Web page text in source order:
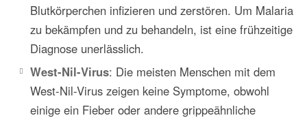
Blutkörperchen infizieren und zerstören. Um Malaria
zu bekämpfen und zu behandeln, ist eine frühzeitige
Diagnose unerlässlich.
West-Nil-Virus: Die meisten Menschen mit dem
West-Nil-Virus zeigen keine Symptome, obwohl
einige ein Fieber oder andere grippeähnliche